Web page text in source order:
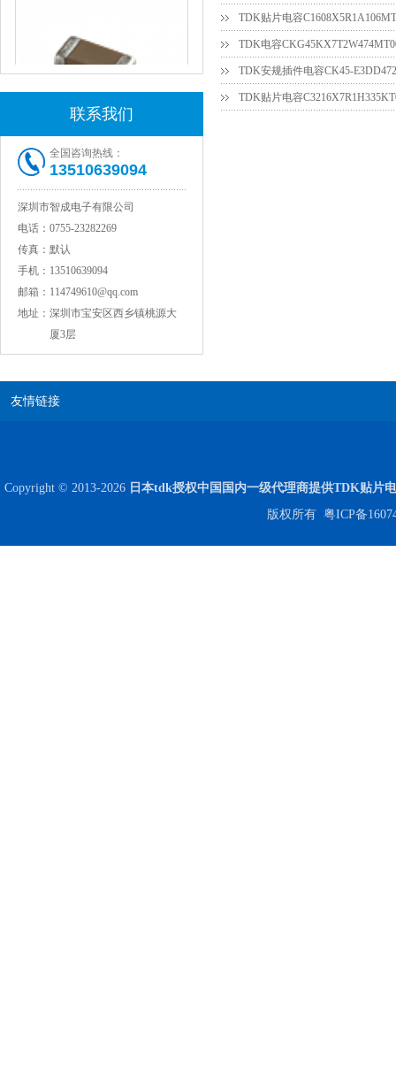
联系我们
全国咨询热线：
13510639094
深圳市智成电子有限公司
电话： 0755-23282269
传真： 默认
手机： 13510639094
邮箱： 114749610@qq.com
地址： 深圳市宝安区西乡镇桃源大
厦3层
TDK贴片电容
TDK电容
TDK贴片电容
友情链接
Copyright © 2013-2026 日本tdk授权中国国内一级代理商提供TDK贴片
版权所有 粤ICP备